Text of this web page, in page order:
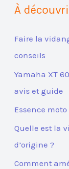
À
Faire la
conseils
Yamaha XT
avis et guide
Essence
Quelle est la
d’origine ?
Comment